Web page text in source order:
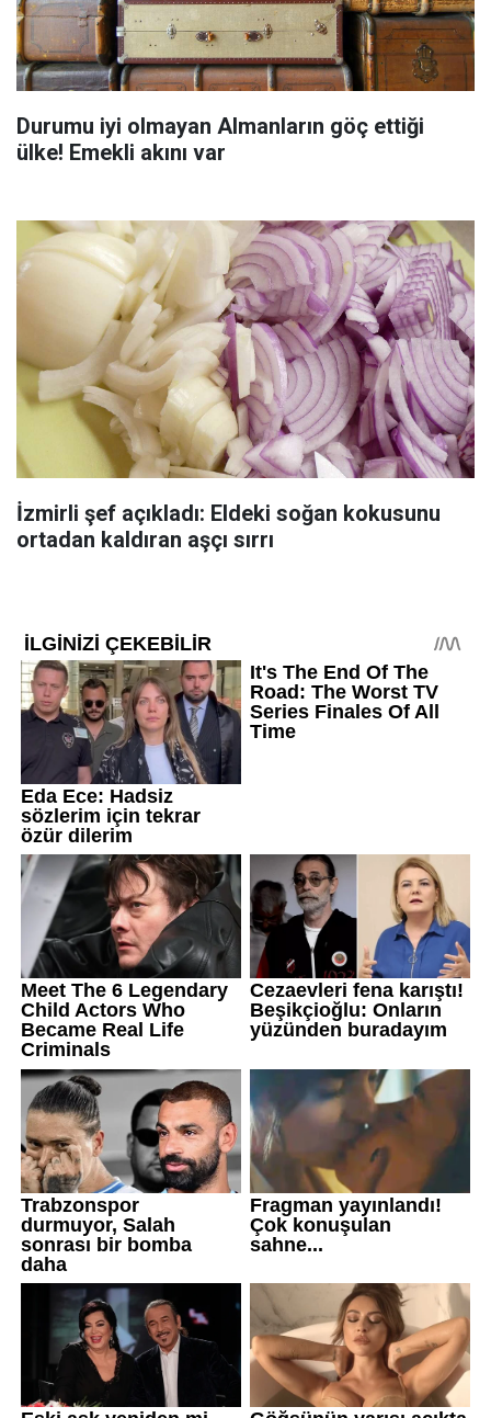
Durumu iyi olmayan Almanların göç ettiği
ülke! Emekli akını var
İzmirli şef açıkladı: Eldeki soğan kokusunu
ortadan kaldıran aşçı sırrı